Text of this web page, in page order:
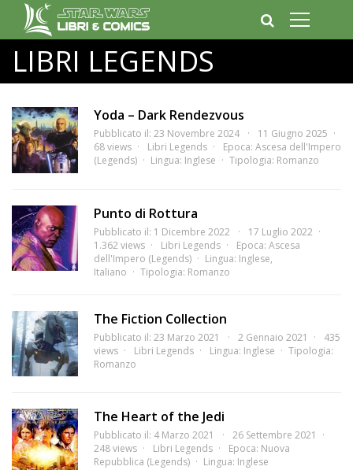
LIBRI LEGENDS
Yoda – Dark Rendezvous
Pubblicato il: 23 Novembre 2024
11 Giugno 2025
68 views
Libri Legends Epoca: Ascesa dell'Impero
(Legends)
Lingua: Inglese Tipologia: Romanzo
Punto di Rottura
Pubblicato il: 1 Dicembre 2022
17 Luglio 2022
1.362 views
Libri Legends Epoca: Ascesa
dell'Impero (Legends)
Lingua: Inglese,
Italiano
Tipologia: Romanzo
The Fiction Collection
Pubblicato il: 23 Marzo 2021 2 Gennaio 2021
435
views
Libri Legends Lingua: Inglese
Tipologia:
Romanzo
The Heart of the Jedi
Pubblicato il: 4 Marzo 2021
26 Settembre 2021
248 views
Libri Legends Epoca: Nuova
Repubblica (Legends)
Lingua: Inglese